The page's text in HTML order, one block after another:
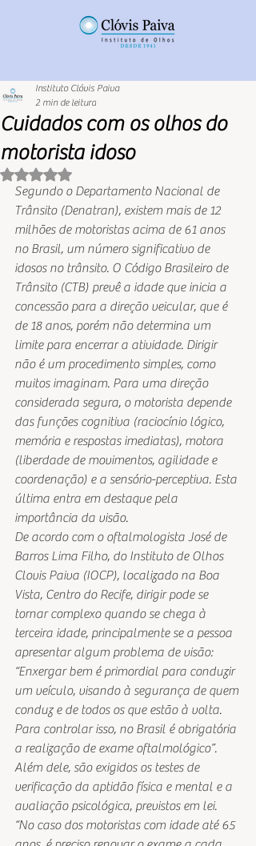
Cuidados com os olhos do
motorista idoso
Instituto Clóvis Paiva
2 min de leitura
Avaliado com NaN de 5 estrelas.
Segundo o Departamento Nacional de
Trânsito (Denatran), existem mais de 12
milhões de motoristas acima de 61 anos
no Brasil, um número significativo de
idosos no trânsito. O Código Brasileiro de
Trânsito (CTB) prevê a idade que inicia a
concessão para a direção veicular, que é
de 18 anos, porém não determina um
limite para encerrar a atividade. Dirigir
não é um procedimento simples, como
muitos imaginam. Para uma direção
considerada segura, o motorista depende
das funções cognitiva (raciocínio lógico,
memória e respostas imediatas), motora
(liberdade de movimentos, agilidade e
coordenação) e a sensório-perceptiva. Esta
última entra em destaque pela
importância da visão.
De acordo com o oftalmologista José de
Barros Lima Filho, do Instituto de Olhos
Clovis Paiva (IOCP), localizado na Boa
Vista, Centro do Recife, dirigir pode se
tornar complexo quando se chega à
terceira idade, principalmente se a pessoa
apresentar algum problema de visão:
“Enxergar bem é primordial para conduzir
um veículo, visando à segurança de quem
conduz e de todos os que estão à volta.
Para controlar isso, no Brasil é obrigatória
a realização de exame oftalmológico”.
Além dele, são exigidos os testes de
verificação da aptidão física e mental e a
avaliação psicológica, previstos em lei.
“No caso dos motoristas com idade até 65